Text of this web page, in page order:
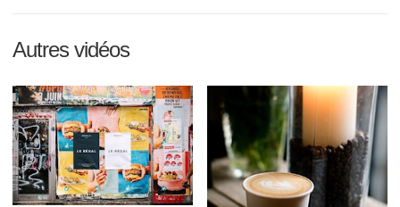
Autres vidéos